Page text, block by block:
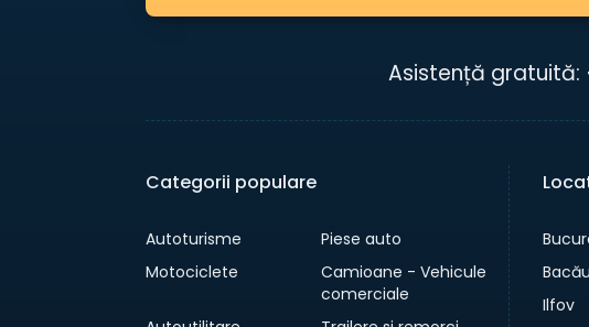
Asistență gratuită:
Categorii populare
Autoturisme
Piese auto
Motociclete
Camioane - Vehicule
comerciale
Bacău
Ilfov